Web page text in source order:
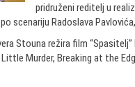
pridruženi reditelj u
scenariju Radoslava
Stouna režira film
Murder, Breaking at the